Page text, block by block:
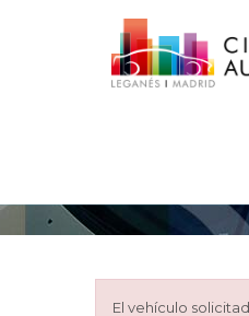
El vehículo